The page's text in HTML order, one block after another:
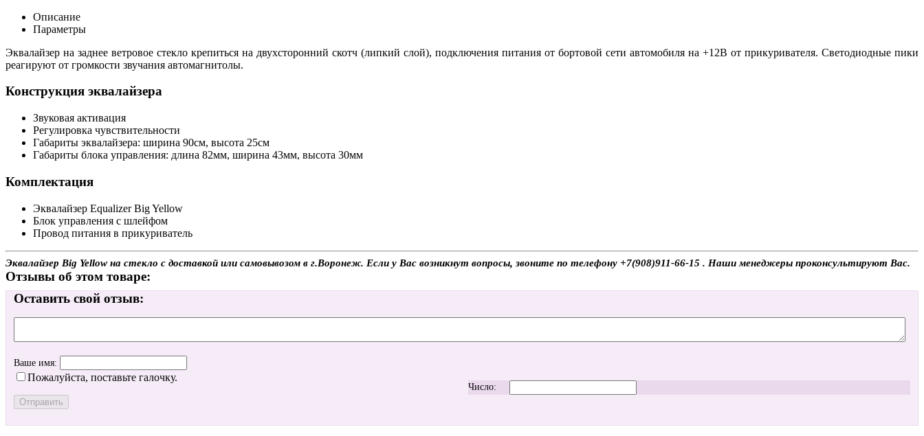
Описание
Параметры
Эквалайзер на заднее ветровое стекло крепиться на двухсторонний скотч (липкий слой), подключения питания от бортовой сети автомобиля на +12В от прикуривателя. Светодиодные пики
реагируют от громкости звучания автомагнитолы.
Конструкция эквалайзера
Звуковая активация
Регулировка чувствительности
Габариты эквалайзера: ширина 90см, высота 25см
Габариты блока управления: длина 82мм, ширина 43мм, высота 30мм
Комплектация
Эквалайзер Equalizer Big Yellow
Блок управления c шлейфом
Провод питания в прикуриватель
Эквалайзер Big Yellow на стекло с доставкой или самовывозом в г.Воронеж. Если у Вас возникнут вопросы, звоните по телефону +7(908)911-66-15 . Наши менеджеры проконсультируют Вас.
Отзывы об этом товаре:
Оставить свой отзыв:
Ваше имя:
Пожалуйста, поставьте галочку.
Число: